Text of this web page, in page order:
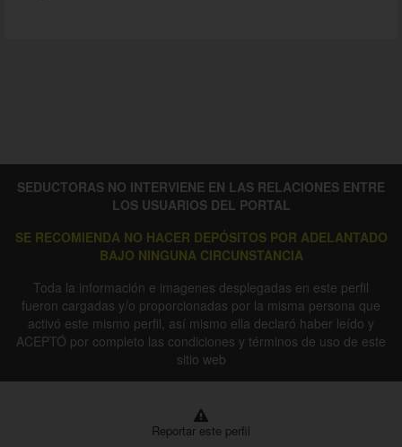
SEDUCTORAS NO INTERVIENE EN LAS RELACIONES ENTRE
LOS USUARIOS DEL PORTAL
SE RECOMIENDA NO HACER DEPÓSITOS POR ADELANTADO
BAJO NINGUNA CIRCUNSTANCIA
Toda la información e imagenes desplegadas en este perfil
fueron cargadas y/o proporcionadas por la misma persona que
activó este mismo perfil, así mismo ella declaró haber leído y
ACEPTÓ por completo las condiciones y términos de uso de este
sitio web
Reportar este perfil